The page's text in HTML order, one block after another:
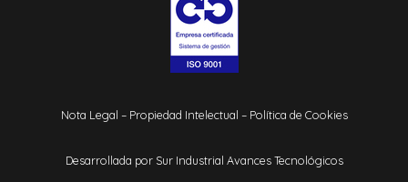
Nota Legal – Propiedad Intelectual – Política de Cookies
Desarrollada por Sur Industrial Avances Tecnológicos